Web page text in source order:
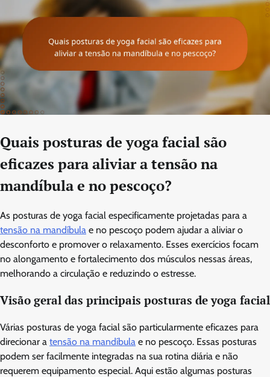
Quais posturas de yoga facial são
eficazes para aliviar a tensão na
mandíbula e no pescoço?
As posturas de yoga facial especificamente projetadas para a
tensão na mandíbula e no pescoço podem ajudar a aliviar o
desconforto e promover o relaxamento. Esses exercícios focam
no alongamento e fortalecimento dos músculos nessas áreas,
melhorando a circulação e reduzindo o estresse.
Visão geral das principais posturas de yoga facial
Várias posturas de yoga facial são particularmente eficazes para
direcionar a tensão na mandíbula e no pescoço. Essas posturas
podem ser facilmente integradas na sua rotina diária e não
requerem equipamento especial. Aqui estão algumas posturas